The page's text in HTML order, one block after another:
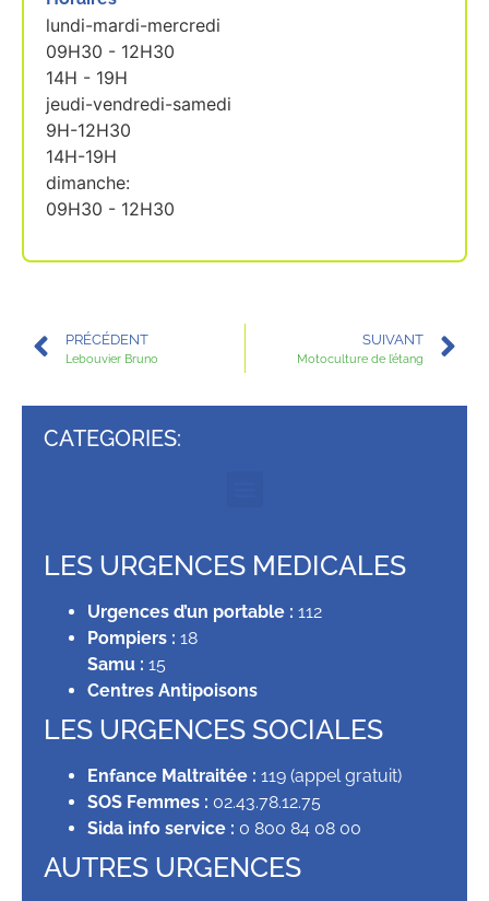
lundi-mardi-mercredi
09H30 - 12H30
14H - 19H
jeudi-vendredi-samedi
9H-12H30
14H-19H
dimanche:
09H30 - 12H30
PRÉCÉDENT
Lebouvier Bruno
SUIVANT
Motoculture de l’étang
CATEGORIES:
LES URGENCES MEDICALES
Urgences d’un portable : 112
Pompiers : 18
Samu : 15
Centres Antipoisons
LES URGENCES SOCIALES
Enfance Maltraitée : 119 (appel gratuit)
SOS Femmes : 02.43.78.12.75
Sida info service : 0 800 84 08 00
AUTRES URGENCES